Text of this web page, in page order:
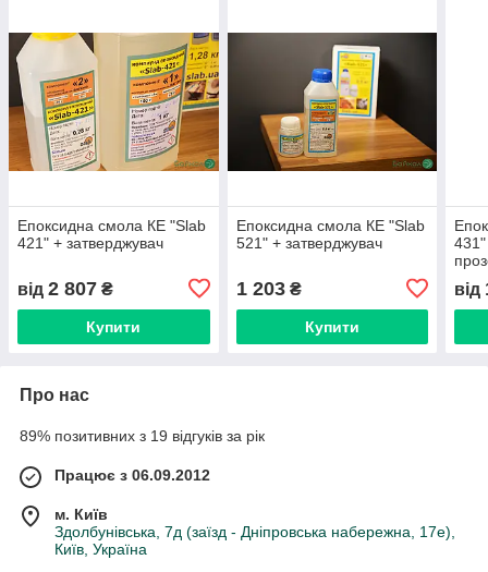
Епоксидна смола КЕ "Slab
421" + затверджувач
від 2 807 ₴
Купити
Епоксидна смола КЕ "Slab
521" + затверджувач
1 203₴
Купити
431"
від
Про нас
89% позитивних з 19 відгуків за рік
Працює з 06.09.2012
м. Київ
Здолбунівська, 7д (заїзд - Дніпровська набережна, 17е),
Київ, Україна